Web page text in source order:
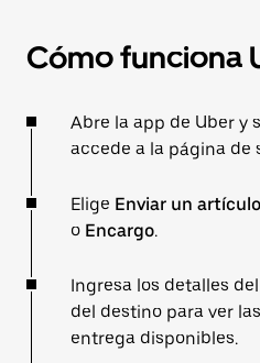
Cómo funciona
Abre la app de Uber y
accede a la página de
Elige Enviar un artículo
o Encargo.
Ingresa los detalles
del destino para ver
entrega disponibles.